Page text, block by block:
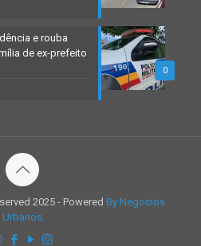
0
e rouba
de ex-prefeito
2025 - Powered By Negocios
Urbanos